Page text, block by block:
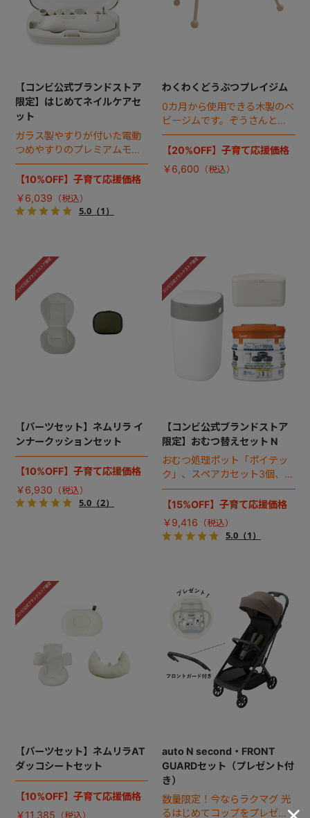
【コンビ公式ブランドストア
限定】はじめてネイルケアセ
ット
ガラス製やすりが付いた電動
つめやすりのプレミアムモデ
ルと、人気のつめきりハサ
ミ、指をやさしく固定する“に
【10%OFF】子育て応援価格
￥6,039
5.0（1）
わくわくどうぶつプレイジム
0カ月から使用できる木製のベ
ビージムです。ぞうさんとら
くださんの下飾りは赤ちゃん
の好奇心を刺激し、取り外し
【20%OFF】子育て応援価格
￥6,600
【パーツセット】ネムリラ イ
ンナークッションセット
【10%OFF】子育て応援価格
￥6,930
5.0（2）
【コンビ公式ブランドストア
限定】おむつ替えセット N
おむつ処理ポット「ポイテッ
ク」、スペアカセット3個、お
しりふきウォーマーのお得な
セット。
【15%OFF】子育て応援価格
￥9,416
5.0（1）
【パーツセット】ネムリラAT
ダッコシートセット
【10%OFF】子育て応援価格
￥11,385
auto N second・FRONT
GUARDセット（プレゼント付
き）
数量限定！今ならラクマグ 光
るはじめてコップをプレゼン